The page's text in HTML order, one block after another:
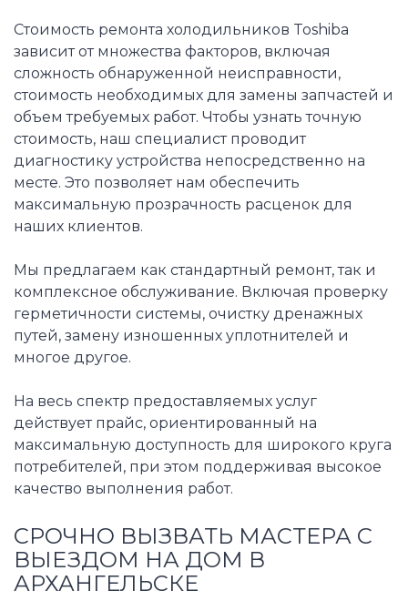
Стоимость ремонта холодильников Toshiba
зависит от множества факторов, включая
сложность обнаруженной неисправности,
стоимость необходимых для замены запчастей и
объем требуемых работ. Чтобы узнать точную
стоимость, наш специалист проводит
диагностику устройства непосредственно на
месте. Это позволяет нам обеспечить
максимальную прозрачность расценок для
наших клиентов.
Мы предлагаем как стандартный ремонт, так и
комплексное обслуживание. Включая проверку
герметичности системы, очистку дренажных
путей, замену изношенных уплотнителей и
многое другое.
На весь спектр предоставляемых услуг
действует прайс, ориентированный на
максимальную доступность для широкого круга
потребителей, при этом поддерживая высокое
качество выполнения работ.
СРОЧНО ВЫЗВАТЬ МАСТЕРА С
ВЫЕЗДОМ НА ДОМ В
АРХАНГЕЛЬСКЕ